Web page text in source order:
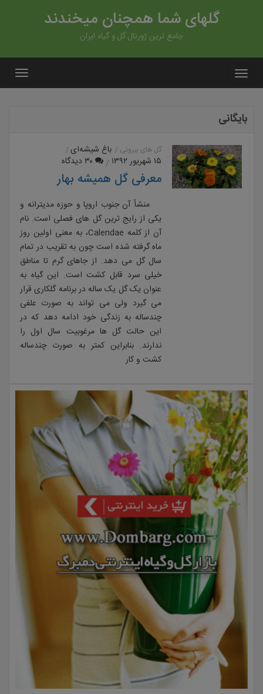
گلهای شما همچنان میخندند
جامع ترین ژورنال گل و گیاه ایران
بایگانی
گل های بیرونی
باغ شیشه‌ای
۱۵ شهریور ۱۳۹۲
۳۰ دیدگاه
معرفی گل همیشه بهار
منشأ آن جنوب اروپا و حوزه مدیترانه و
یکی از رایج ترین گل های فصلی است. نام
آن از کلمه Calendae، به معنی اولین روز
ماه گرفته شده است چون به تقریب در تمام
سال گل می دهد. از جاهای گرم تا مناطق
خیلی سرد قابل کشت است. این گیاه به
عنوان یک گل یک ساله در برنامه گلکاری قرار
می گیرد ولی می تواند به صورت علفی
چندساله به زندگی خود ادامه دهد که در
این حالت گل ها مرغوبیت سال اول را
ندارند. بنابراین کمتر به صورت چندساله
کشت و کار